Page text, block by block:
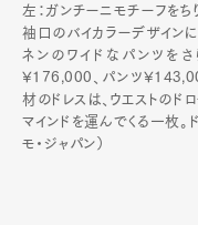
左：ガンチーニモチーフを
袖口のバイカラーデザイン
ネンのワイドなパンツをさ
¥176,000、パンツ
材のドレスは、ウエストのド
マインドを運んでくる一枚
モ・ジャパン）